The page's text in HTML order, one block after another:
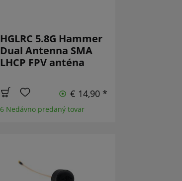
HGLRC 5.8G Hammer
Dual Antenna SMA
LHCP FPV anténa
€ 14,90 *
6 Nedávno predaný tovar